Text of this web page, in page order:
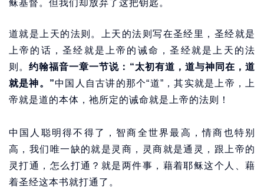
稣基督。但我们却放弃了这把钥匙。
道就是上天的法则。上天的法则写在圣经里，圣经就是
上帝的话，圣经就是上帝的诫命，圣经就是上天的法
则。约翰福音一章一节说：“太初有道，道与神同在，道
就是神。”中国人自古讲的那个“道”，其实就是上帝，上
帝就是道的本体，祂所定的诫命就是上帝的法则！
中国人聪明得不得了，智商全世界最高，情商也特别
高，我们唯一缺的就是灵商，灵商就是通灵，跟上帝的
灵打通，怎么打通？就是两件事，藉着耶稣这个人、藉
着圣经这本书就打通了。